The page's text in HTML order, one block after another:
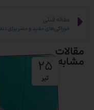
مقاله قبلی
مقالات
مشابه ۲۵
تیر